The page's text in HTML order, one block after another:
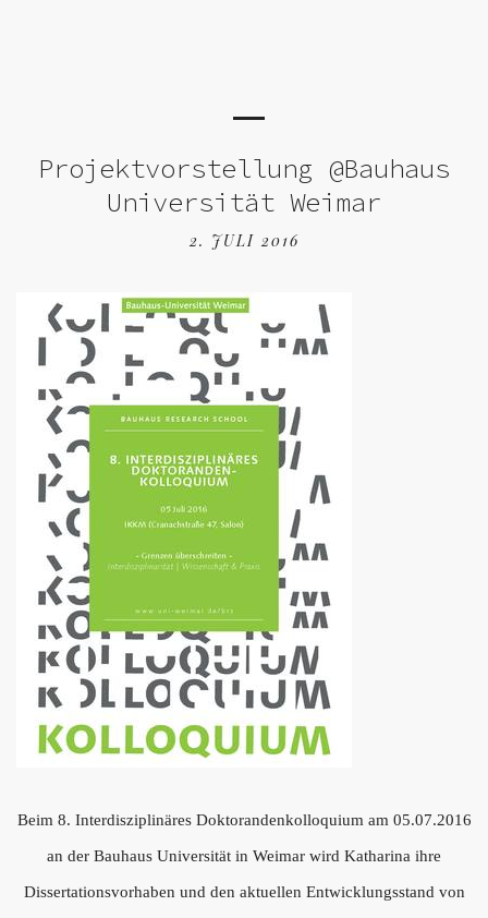
Projektvorstellung @Bauhaus
Universität Weimar
2. JULI 2016
Beim 8. Interdisziplinäres Doktorandenkolloquium am 05.07.2016
an der Bauhaus Universität in Weimar wird Katharina ihre
Dissertationsvorhaben und den aktuellen Entwicklungsstand von